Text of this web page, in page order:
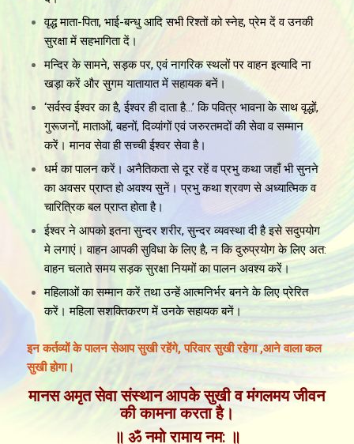
वृद्ध माता-पिता, भाई-बन्धु आदि सभी रिश्तों को स्नेह, प्रेम दें व उनकी
सुरक्षा में सहभागिता दें।
मन्दिर के सामने, सड़क पर, एवं नागरिक स्थलों पर वाहन इत्यादि ना
खड़ा करें और सुगम यातायात में सहायक बनें।
‘सर्वस्व ईश्वर का है, ईश्वर ही दाता है…’ कि पवित्र भावना के साथ वृद्धों,
गुरूजनों, माताओं, बहनों, दिव्यांगों एवं जरुरतमदों की सेवा व सम्मान
करें। मानव सेवा ही सच्ची ईश्वर सेवा है।
धर्म का पालन करें। अनैतिकता से दूर रहें व प्रभु कथा जहाँ भी सुनने
का अवसर प्राप्त हो अवश्य सुनें। प्रभु कथा श्रवण से अध्यात्मिक व
चारित्रिक बल प्राप्त होता है।
ईश्वर ने आपको इतना सुन्दर शरीर, सुन्दर व्यवस्था दी है इसे सदुपयोग
मे लगाएं। वाहन आपकी सुविधा के लिए है, न कि दुरुप्रयोग के लिए अत:
वाहन चलाते समय सड़क सुरक्षा नियमों का पालन अवश्य करें।
महिलाओं का सम्मान करें तथा उन्हें आत्मनिर्भर बनने के लिए प्रेरित
करें। महिला सशक्तिकरण में उनके सहायक बनें।
इन कर्तव्यों के पालन सेआप सुखी रहेंगे, परिवार सुखी रहेगा ,आने वाला कल
सुखी होगा।
मानस अमृत सेवा संस्थान आपके सुखी व मंगलमय जीवन
की कामना करता है।
॥ ॐ नमो रामाय नम: ॥